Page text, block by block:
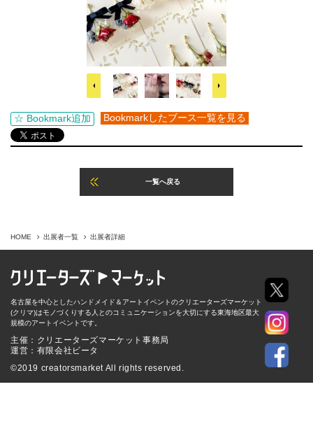
☆ Bookmark追加 Bookmarkしたブース一覧を見る
一覧へ戻る
HOME 出展者一覧 出展者詳細
名古屋を中心としたハンドメイド＆アートイベントのクリエーターズマーケット
(クリマ)はモノづくりする人とのコミュニケーションを大切にする東海地区最大
規模のアートイベントです。
主催：クリエーターズマーケット事務局
運営：有限会社ビータ
©2019 creatorsmarket All rights reserved.